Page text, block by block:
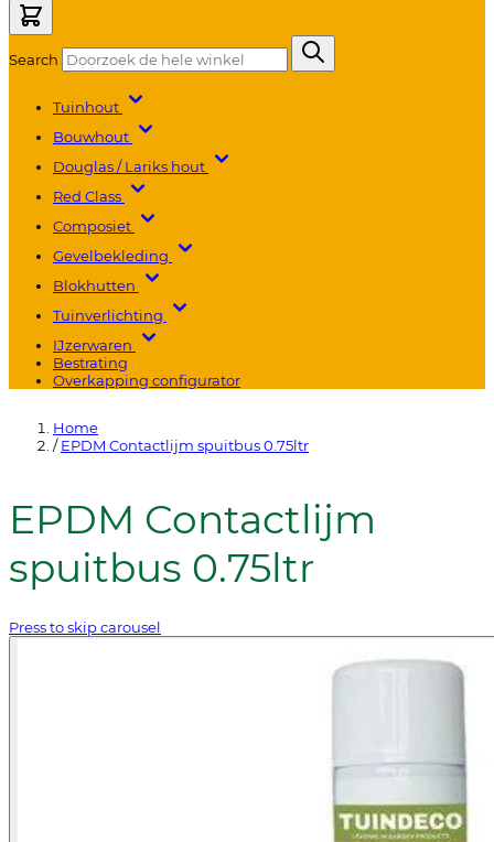
Search
Tuinhout
Bouwhout
Douglas / Lariks hout
Red Class
Composiet
Gevelbekleding
Blokhutten
Tuinverlichting
IJzerwaren
Bestrating
Overkapping configurator
Home
/ EPDM Contactlijm spuitbus 0.75ltr
EPDM Contactlijm
spuitbus 0.75ltr
Press to skip carousel